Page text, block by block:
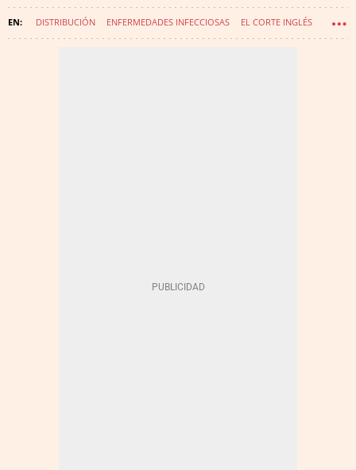
DISTRIBUCIÓN ENFERMEDADES INFECCIOSAS EL CORTE INGLÉS